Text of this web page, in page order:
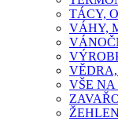
TÁCY,
VÁHY,
VŠE NA